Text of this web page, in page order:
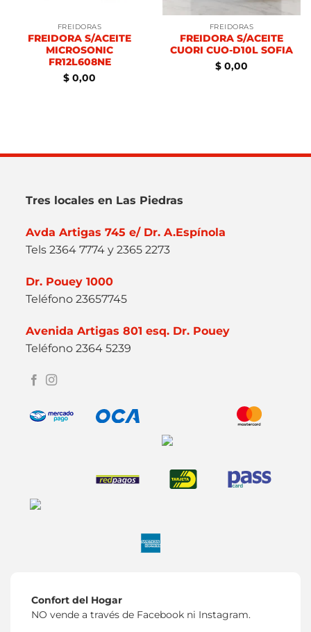
FREIDORAS
FREIDORA S/ACEITE
MICROSONIC
FR12L608NE
$ 0,00
FREIDORAS
FREIDORA S/ACEITE
CUORI CUO-D10L SOFIA
$ 0,00
Tres locales en Las Piedras
Avda Artigas 745 e/ Dr. A.Espínola
Tels 2364 7774 y 2365 2273
Dr. Pouey 1000
Teléfono 23657745
Avenida Artigas 801 esq. Dr. Pouey
Teléfono 2364 5239
Confort del Hogar
NO vende a través de Facebook ni Instagram.